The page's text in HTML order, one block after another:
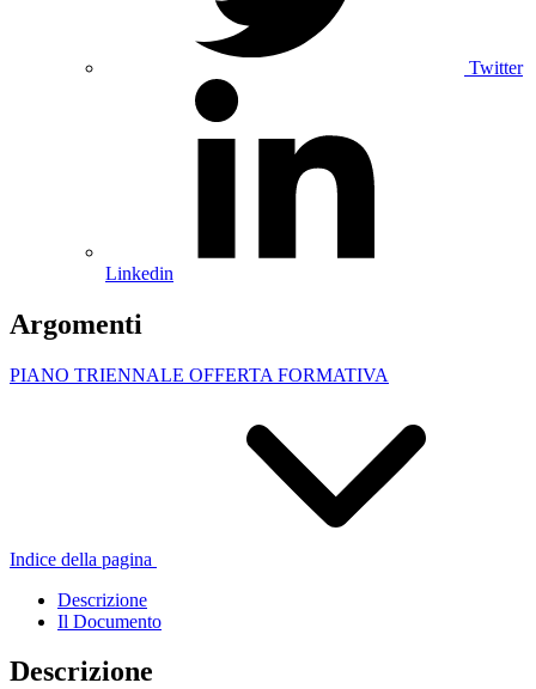
Twitter
Linkedin
Argomenti
PIANO TRIENNALE OFFERTA FORMATIVA
Indice della pagina
Descrizione
Il Documento
Descrizione